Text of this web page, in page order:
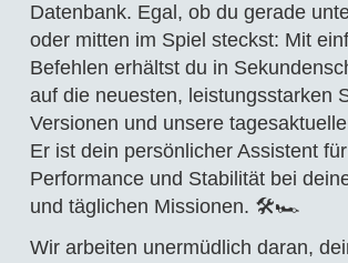
Datenbank. Egal, ob du gerade
oder mitten im Spiel steckst: Mit
Befehlen erhältst du in
auf die neuesten, leistungsstarken
Versionen und unsere
Er ist dein persönlicher Assistent
Performance und Stabilität bei
und täglichen Missionen. 🛠️🏎️
Wir arbeiten unermüdlich daran,